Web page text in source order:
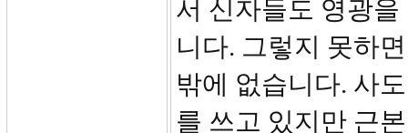
서 신자들도 영광
니다. 그렇지 못하
밖에 없습니다. 사
를 쓰고 있지만 근